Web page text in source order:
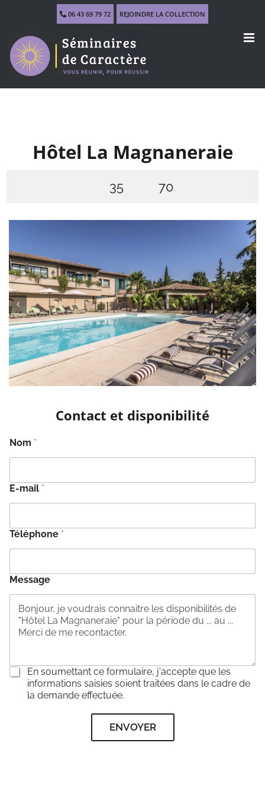
06 43 69 79 72 REJOINDRE LA COLLECTION
Hôtel La Magnaneraie
35 70
Contact et disponibilité
Nom *
E-mail *
Téléphone *
Message
C
En soumettant ce formulaire, j'accepte que les
informations saisies soient traitées dans le cadre de
la demande effectuée.
ENVOYER